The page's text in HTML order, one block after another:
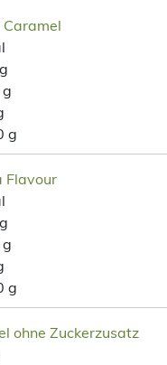
Caramel
g
Flavour
g
ohne Zuckerzusatz